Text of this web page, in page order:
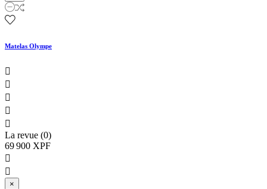
Matelas Olympe





La revue (0)
69 900 XPF


×